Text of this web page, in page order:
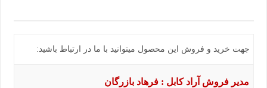
جهت خرید و فروش این محصول میتوانید با ما در ارتباط باشید:
مدیر فروش آراد کابل : فرهاد بازرگان